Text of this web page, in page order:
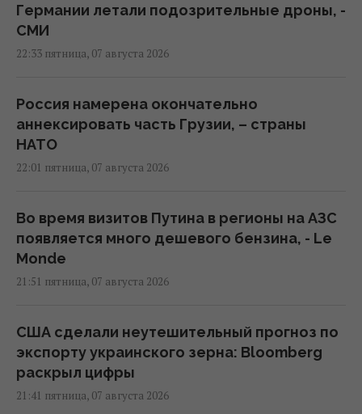
Германии летали подозрительные дроны, -
СМИ
22:33 пятница, 07 августа 2026
Россия намерена окончательно
аннексировать часть Грузии, – страны
НАТО
22:01 пятница, 07 августа 2026
Во время визитов Путина в регионы на АЗС
появляется много дешевого бензина, - Le
Monde
21:51 пятница, 07 августа 2026
США сделали неутешительный прогноз по
экспорту украинского зерна: Bloomberg
раскрыл цифры
21:41 пятница, 07 августа 2026